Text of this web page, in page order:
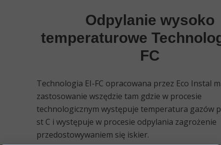
Odpylanie wysoko
temperaturowe
FC
Technologia EI-FC opracowana przez Eco Instal
zastosowanie wszędzie tam gdzie w procesie
technologicznym występuje temperatura gazów
st C i występuje w procesie odpylania zagrożenie
przedostowywaniem się iskier.